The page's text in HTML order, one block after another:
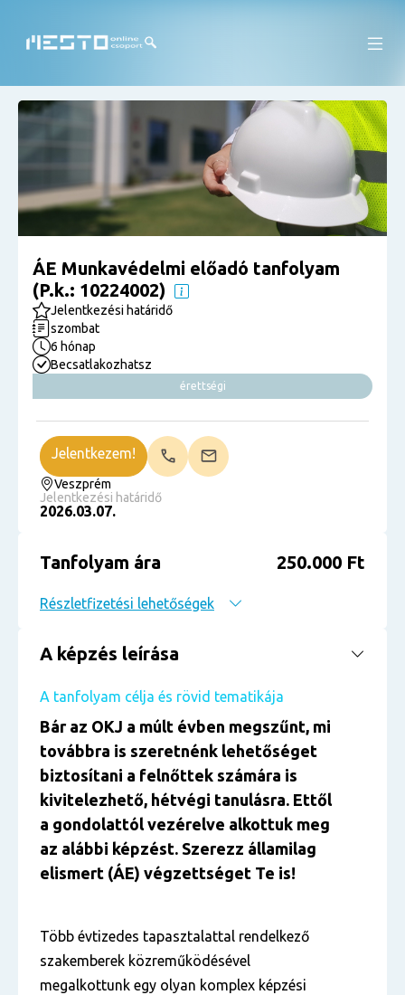
ÁE Munkavédelmi előadó tanfolyam
(P.k.: 10224002)
Jelentkezési határidő
szombat
6 hónap
Becsatlakozhatsz
érettségi
Veszprém
Jelentkezési határidő
2026.03.07.
Jelentkezem!
Tanfolyam ára 250.000 Ft
Részletfizetési lehetőségek
A képzés leírása
A tanfolyam célja és rövid tematikája
Bár az OKJ a múlt évben megszűnt, mi
továbbra is szeretnénk lehetőséget
biztosítani a felnőttek számára is
kivitelezhető, hétvégi tanulásra. Ettől
a gondolattól vezérelve alkottuk meg
az alábbi képzést. Szerezz államilag
elismert (ÁE) végzettséget Te is!
Több évtizedes tapasztalattal rendelkező
szakemberek közreműködésével
megalkottunk egy olyan komplex képzési